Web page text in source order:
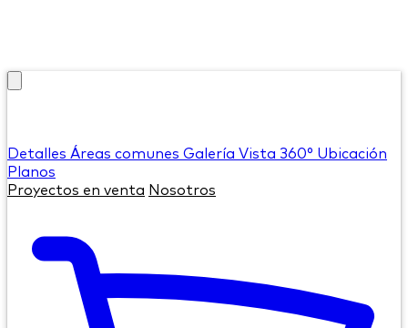
Detalles Áreas comunes Galería Vista 360° Ubicación
Planos
Proyectos en venta Nosotros